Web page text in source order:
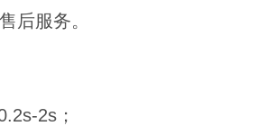
服务。
2s；